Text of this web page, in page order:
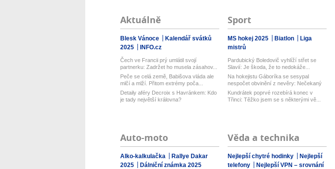
Aktuálně
Blesk Vánoce
Kalendář svátků
2025
INFO.cz
Čech ve Francii prý umlátil svojí
partnerku: Zadržet ho musela zásahov...
Peče se celá země, Babišova vláda ale
mlčí a mlží. Přitom extrémy poča...
Detaily aféry Decroix s Havránkem: Kdo
je tady největší královna?
Sport
MS hokej 2025 Biatlon
Liga
mistrů
Pardubický Boledovič vyhlíží střet se
Slavií: Je škoda, že to nedokáže...
Na hokejistu Gáboríka se sesypal
nespočet obvinění z nevěry: Nečekaný
...
Kundrátek poprvé rozebírá konec v
Třinci: Těžko jsem se s některými vě...
Auto-moto
Alko-kalkulačka
Rallye Dakar
2025
Dálniční známka 2025
Věda a technika
Nejlepší chytré hodinky
Nejlepší
telefony
Nejlepší VPN – srovnání